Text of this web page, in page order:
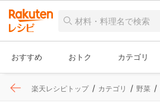
おすすめ おトク カテゴリ
楽天レシピトップ カテゴリ 野菜